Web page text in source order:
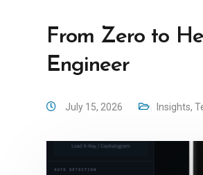
From Zero to
Engineer
July 15, 2026 Insights,